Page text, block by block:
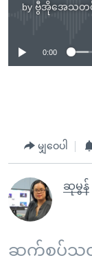
by ဗွီအိုအေသတင်
0:00
မျှဝေပါ
ဆုမွန်
ဆက်စပ်သတ